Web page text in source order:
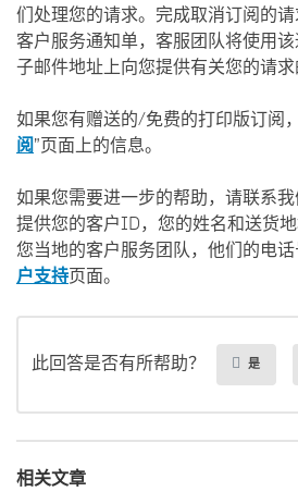
们处理您的请求。完成取消订阅的
客户服务通知单，客服团队将使用
子邮件地址上向您提供有关您的请求
如果您有赠送的/免费的打印版订阅
阅”页面上的信息。
如果您需要进一步的帮助，请联系
提供您的客户ID，您的姓名和送货
您当地的客户服务团队，他们的电
户支持页面。
此回答是否有所帮助？ 是
相关文章